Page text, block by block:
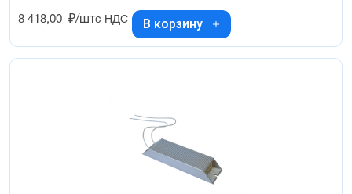
8 418,00 ₽/штс НДС В корзину